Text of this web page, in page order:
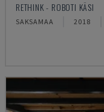
RETHINK - ROBOTI KÄSI
SAKSAMAA 2018